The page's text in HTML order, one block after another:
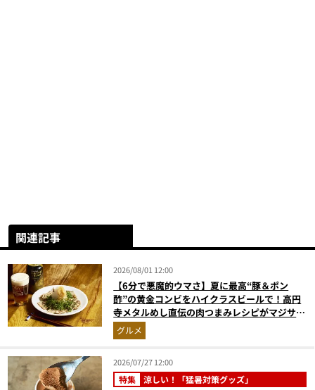
関連記事
2026/08/01 12:00
【6分で悪魔的ウマさ】夏に最高“豚＆ポン
酢”の黄金コンビをハイクラスビールで！高円
寺メタルめし直伝の肉つまみレシピがマジサイ
コー【マンダ◯リアンにも食べさせたい】
グルメ
2026/07/27 12:00
特集 涼しい！「猛暑対策グッズ」